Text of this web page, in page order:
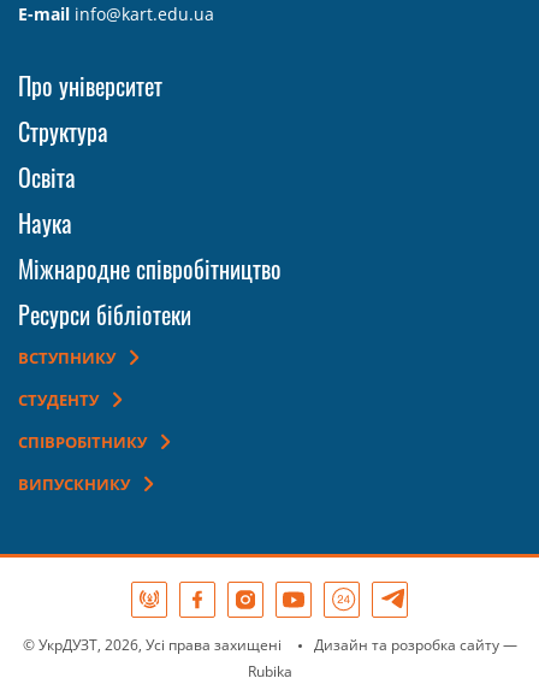
E-mail info@kart.edu.ua
Про університет
Структура
Освіта
Наука
Міжнародне співробітництво
Ресурси бібліотеки
ВСТУПНИКУ
СТУДЕНТУ
СПІВРОБІТНИКУ
ВИПУСКНИКУ
© УкрДУЗТ, 2026, Усі права захищені Дизайн та розробка сайту—
Rubika